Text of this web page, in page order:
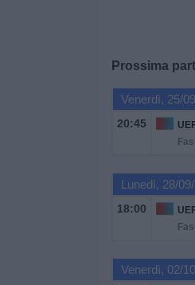
Prossima
Venerdì, 25/
20:45
Lunedì, 28/
18:00
Venerdì, 02/